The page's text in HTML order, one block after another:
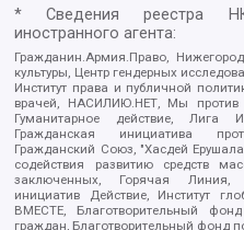
* Сведения реестра
иностранного агента:
Гражданин.Армия.Право,
культуры, Центр гендерных
Институт права и публичной
врачей, НАСИЛИЮ.НЕТ, Мы против
Гуманитарное действие, Лига
Гражданская инициатива
Гражданский Союз, "Хасдей
содействия развитию средств
заключенных, Горячая Линия,
инициатив Действие, Институт
ВМЕСТЕ, Благотворительный
граждан, Благотворительный